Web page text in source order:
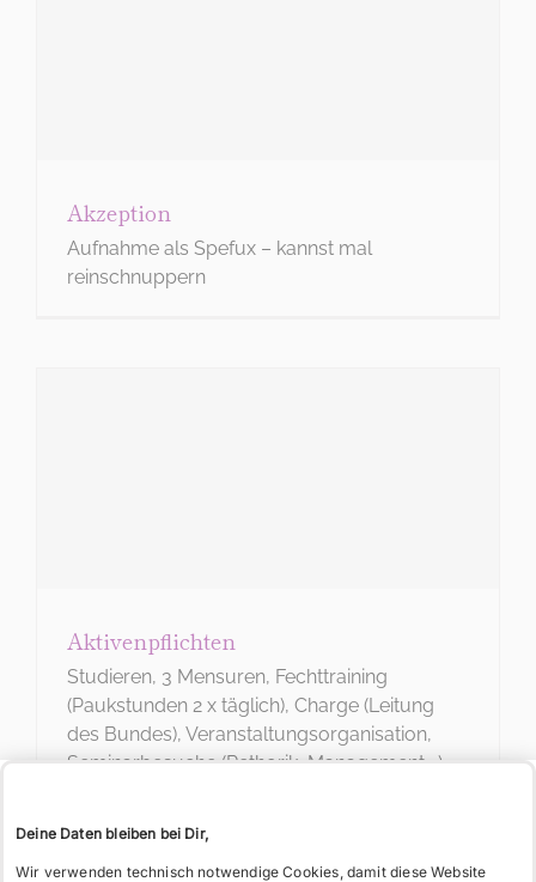
Akzeption
Aufnahme als Spefux – kannst mal
reinschnuppern
Aktivenpflichten
Studieren, 3 Mensuren, Fechttraining
(Paukstunden 2 x täglich), Charge (Leitung
des Bundes), Veranstaltungsorganisation,
Seminarbesuche (Rethorik, Management …),
Deine Daten bleiben bei Dir,
Wir verwenden technisch notwendige Cookies, damit diese Website